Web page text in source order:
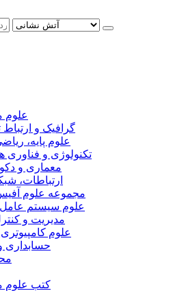
علوم
گرافیک و
علوم پایه،
تکنولوژی و فناوری
معماری و
ارتباطات،
مجموعه علوم
علوم سیستم عامل
مدیریت و
علوم
حسابداری
کتب علوم